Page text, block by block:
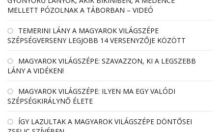
MELLETT PÓZOLNAK A TÁBORBAN – VIDEÓ
TEMERINI LÁNY A MAGYAROK VILÁGSZÉPE
SZÉPSÉGVERSENY LEGJOBB 14 VERSENYZŐJE KÖZÖTT
MAGYAROK VILÁGSZÉPE: SZAVAZZON, KI A LEGSZEBB
LÁNY A VIDÉKEN!
MAGYAROK VILÁGSZÉPE: ILYEN MA EGY VALÓDI
SZÉPSÉGKIRÁLYNŐ ÉLETE
ÍGY LAZULTAK A MAGYAROK VILÁGSZÉPE DÖNTŐSEI